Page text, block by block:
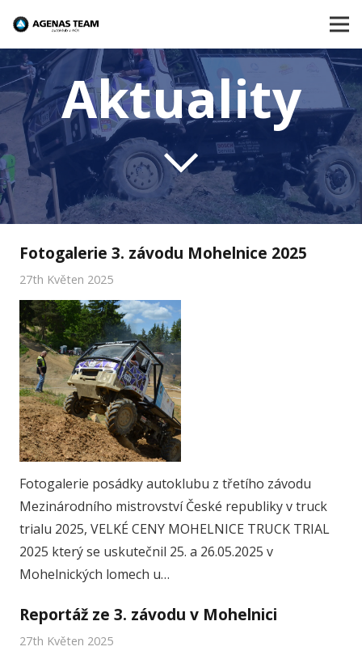
Aktuality
Fotogalerie 3. závodu Mohelnice 2025
27th Květen 2025
Fotogalerie posádky autoklubu z třetího závodu
Mezinárodního mistrovství České republiky v truck
trialu 2025, VELKÉ CENY MOHELNICE TRUCK TRIAL
2025 který se uskutečnil 25. a 26.05.2025 v
Mohelnických lomech u…
Reportáž ze 3. závodu v Mohelnici
27th Květen 2025